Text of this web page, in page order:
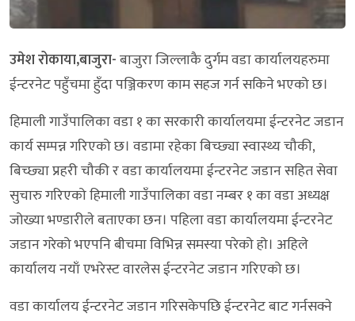
उमेश रोकाया,बाजुरा-बाजुरा जिल्लाकै दुर्गम वडा कार्यालयहरुमा
ईन्टरनेट पहुँचमा हुँदा पञ्जिकरण काम सहज गर्न सकिने भएको छ।
हिमाली गाउँपालिका वडा १ का सरकारी कार्यालयमा ईन्टरनेट जडान
कार्य सम्पन्न गरिएको छ। वडामा रहेका बिच्छ्या स्वास्थ्य चौकी,
बिच्छ्या प्रहरी चौकी र वडा कार्यालयमा ईन्टरनेट जडान सहित सेवा
सुचारु गरिएको हिमाली गाउँपालिका वडा नम्बर १ का वडा अध्यक्ष
जोख्या भण्डारीले बताएका छन। पहिला वडा कार्यालयमा ईन्टरनेट
जडान गरेको भएपनि बीचमा विभिन्न समस्या परेको हो। अहिले
कार्यालय नयाँ एभरेस्ट वारलेस ईन्टरनेट जडान गरिएको छ।
वडा कार्यालय ईन्टरनेट जडान गरिसकेपछि ईन्टरनेट बाट गर्नसक्ने